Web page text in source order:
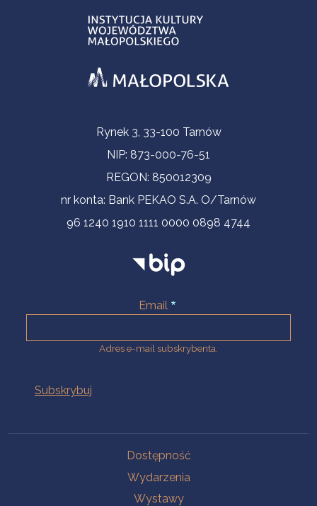
Informacje kontaktoweRynek 3, 33-100 Tarnów
NIP: 873-000-76-51
REGON: 850012309
nr konta: Bank PEKAO S.A. O/Tarnów
96 1240 1910 1111 0000 0898 4744
Email
Adres e-mail subskrybenta.
Dostępność
Wydarzenia
Wystawy